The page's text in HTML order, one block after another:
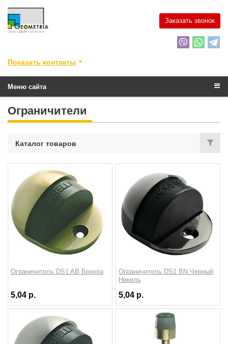
Заказать звонок
Показать контакты
Меню сайта
Ограничители
Каталог товаров
Ограничитель DS1 AB Бронза
5,04 р.
Ограничитель DS1 BN Черный
Никель
5,04 р.